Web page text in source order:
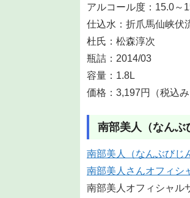
アルコール度：15.0～
仕込水：折爪馬仙峡伏
杜氏：松森淳次
瓶詰：2014/03
容量：1.8L
価格：3,197円（税込み
南部美人（なんぶ
南部美人（なんぶびじ
南部美人さんオフィシ
南部美人オフィシャ